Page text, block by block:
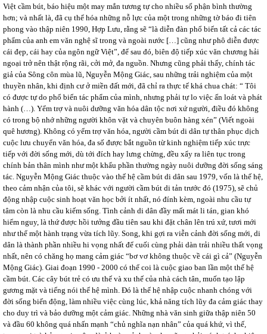
Việt cầm bút, báo hiệu một may mắn tương tự cho nhiều số phận bình thường
hơn; và nhất là, đã cụ thể hóa những nỗ lực của một trong những tờ báo đi tiên
phong vào thập niên 1990, Hợp Lưu, rằng sẽ “là diễn đàn phổ biến tất cả các tác
phẩm của anh em văn nghệ sĩ trong và ngoài nước […] cũng như phô diễn được
cái đẹp, cái hay của ngôn ngữ Việt”, để sau đó, biên độ tiếp xúc văn chương hải
ngoại trở nên thật rộng rãi, cởi mở, đa nguồn. Nhưng cũng phải thấy, chính tác
giả của Sông côn mùa lũ, Nguyễn Mộng Giác, sau những trải nghiệm của một
thuyền nhân, khi định cư ở miền đất mới, đã chỉ ra thực tế khá chua chát: “ Tôi
có được tự do phổ biến tác phẩm của mình, nhưng phải tự lo việc ấn loát và phát
hành (…). Yểm trợ và nuôi dưỡng văn hóa dân tộc nơi xứ người, điều đó không
có trong bộ nhớ những người khôn vặt và chuyên buôn hàng xén” (Viết ngoài
quê hương). Không có yểm trợ văn hóa, người cầm bút di dân tự thân phục dịch
cuộc lưu chuyển văn hóa, đa số được bắt nguồn từ kinh nghiệm tiếp xúc trực
tiếp với đời sống mới, dù tới đích hay lưng chừng, đều xẩy ra liên tục trong
chính bản thân mình như một khẩu phần thường ngày nuôi dưỡng đời sống sáng
tác. Nguyễn Mộng Giác thuộc vào thế hệ cầm bút di dân sau 1979, vốn là thế hệ,
theo cảm nhận của tôi, sẽ khác với người cầm bút di tản trước đó (1975), sẽ chủ
động nhập cuộc sinh hoạt văn học bởi ít nhất, nó đính kèm, ngoài nhu cầu tự
tâm còn là nhu cầu kiếm sống. Tình cảnh di dân đầy mất mát li tán, gian khó
hiểm nguy, là thứ được hồi tưởng đầu tiên sau khi đặt chân lên trú xứ, tươi mới
như thể một hành trạng vừa tích lũy. Song, khi gợi ra viễn cảnh đời sống mới, di
dân là thành phần nhiều hi vọng nhất để cuối cùng phải dàn trải nhiều thất vọng
nhất, nên có chăng họ mang cảm giác “bơ vơ không thuộc về cái gì cả” (Nguyễn
Mộng Giác). Giai đoạn 1990 - 2000 có thể coi là cuộc giao ban lần một thế hệ
cầm bút. Các cây bút trẻ có ưu thế và xu thế của nhà cách tân, muốn tạo lập
gương mặt và tiếng nói thế hệ mình. Đó là thế hệ nhập cuộc nhanh chóng với
đời sống biến động, làm nhiều việc cùng lúc, khả năng tích lũy đa cảm giác thay
cho duy trì và bảo dưỡng một cảm giác. Những nhà văn sinh giữa thập niên 50
và đầu 60 không quá nhấn mạnh “chủ nghĩa nạn nhân” của quá khứ, vì thế,